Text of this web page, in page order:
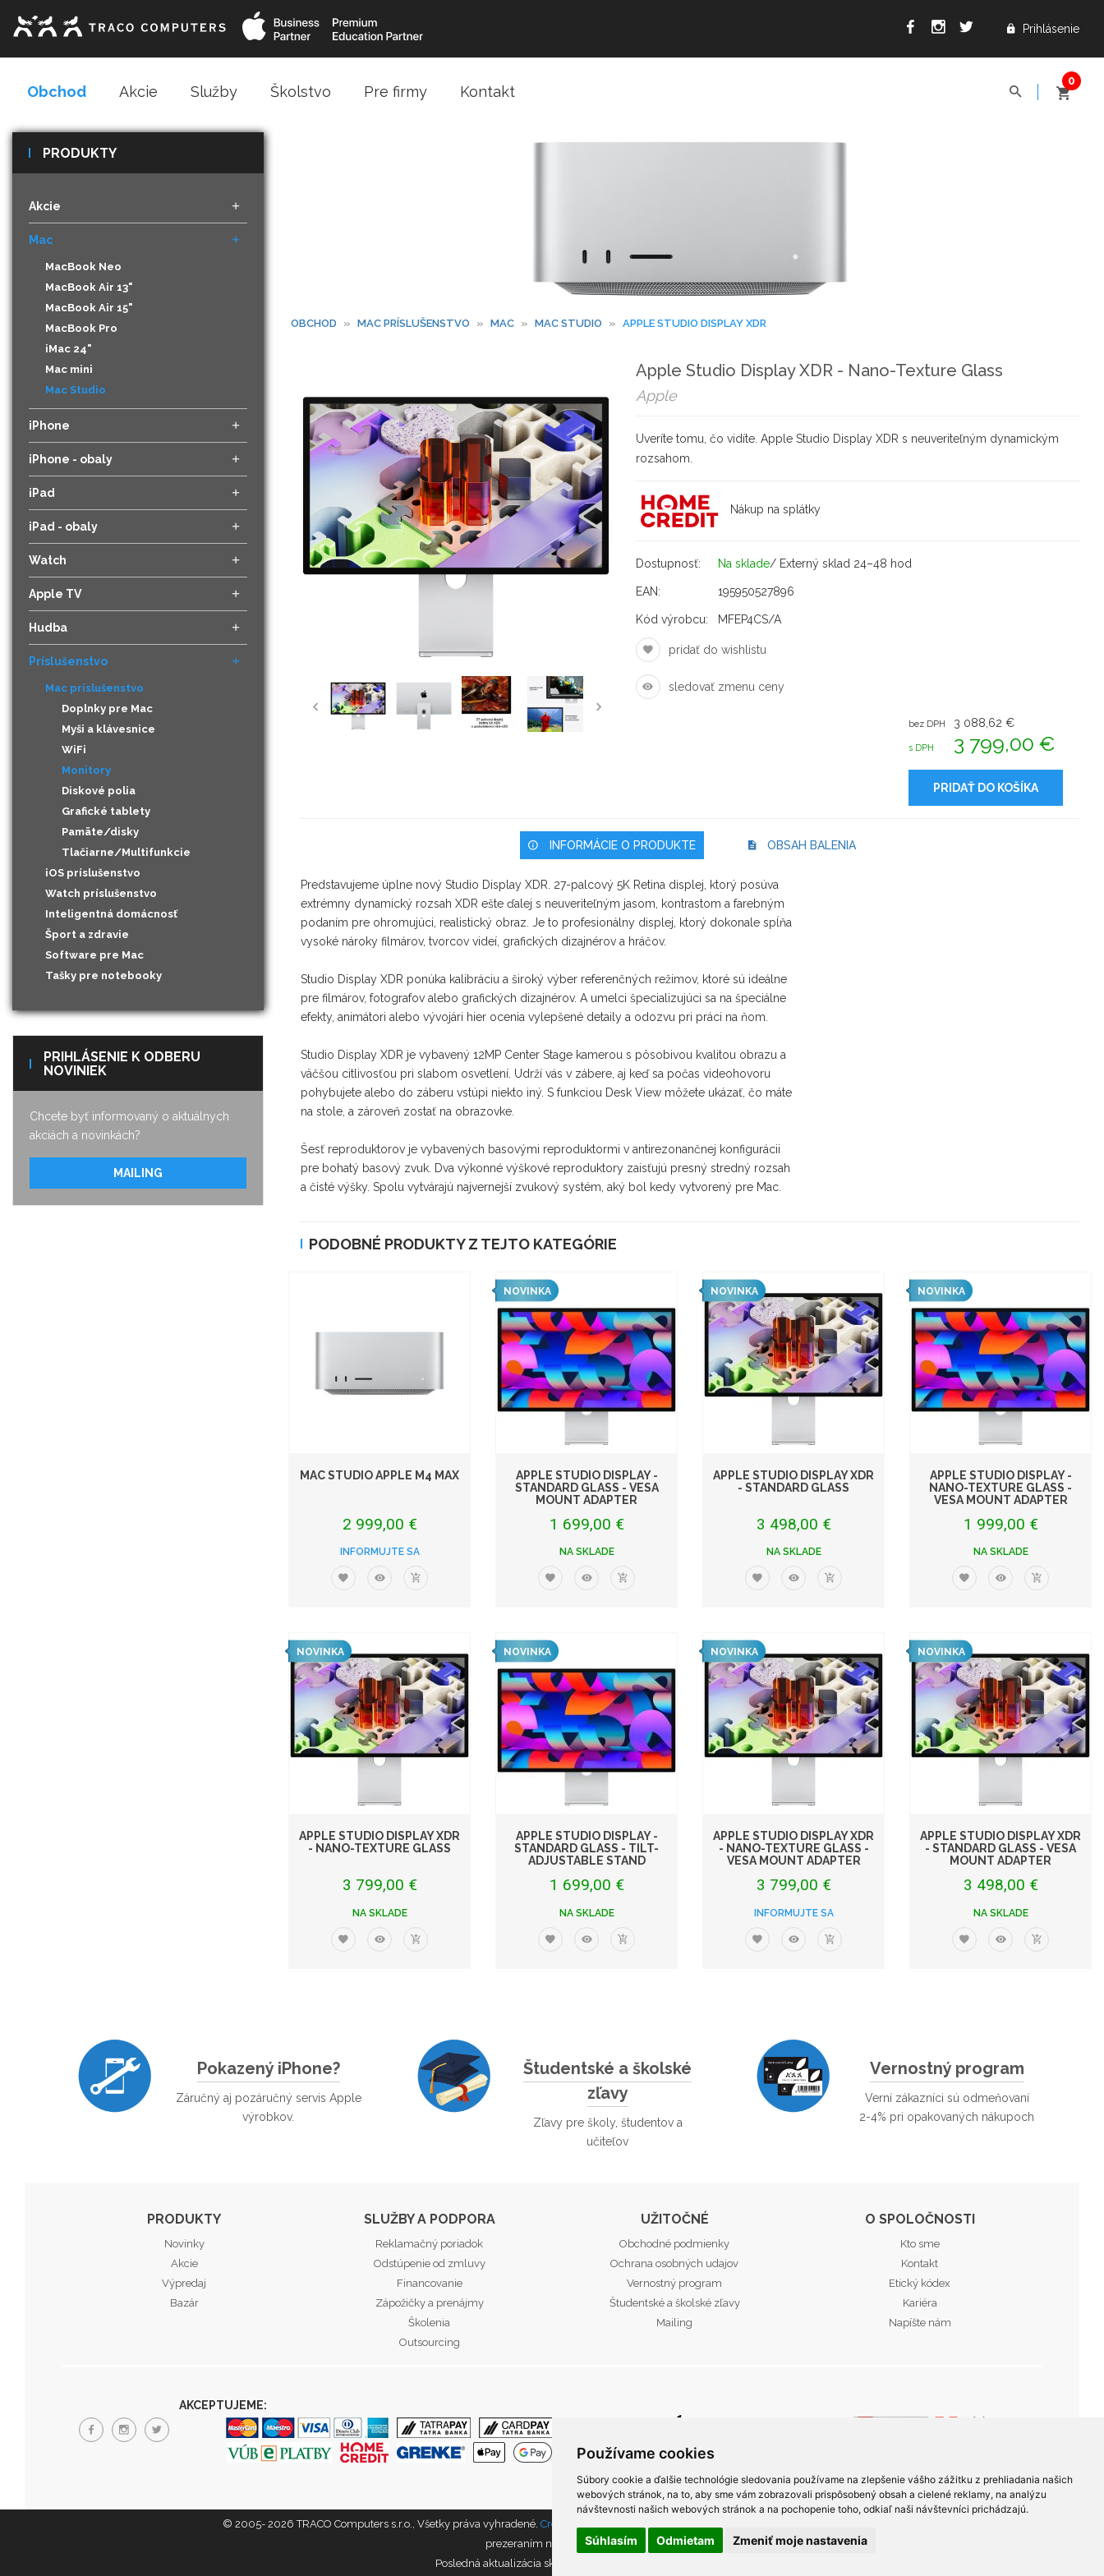
Používame cookies
Súbory cookie a ďalšie technológie sledovania používame na zlepšenie vášho zážitku z prehliadania našich
webových stránok, na to, aby sme vám zobrazovali prispôsobený obsah a cielené reklamy, na analýzu
návštevnosti našich webových stránok a na pochopenie toho, odkiaľ naši návštevníci prichádzajú.
Súhlasím Odmietam Zmeniť moje nastavenia
Prihlásenie
Obchod Akcie Služby Školstvo Pre firmy Kontakt
PRODUKTY
Akcie
Mac
MacBook Neo
MacBook Air 13"
MacBook Air 15"
MacBook Pro
iMac 24"
Mac mini
Mac Studio
iPhone
iPhone - obaly
iPad
iPad - obaly
Watch
Apple TV
Hudba
Príslušenstvo
Mac príslušenstvo
Doplnky pre Mac
Myši a klávesnice
WiFi
Monitory
Diskové polia
Grafické tablety
Pamäte/disky
Tlačiarne/Multifunkcie
iOS príslušenstvo
Watch príslušenstvo
Inteligentná domácnosť
Šport a zdravie
Software pre Mac
Tašky pre notebooky
PRIHLÁSENIE K ODBERU
NOVINIEK
Chcete byť informovaný o aktuálnych
akciách a novinkách?
MAILING
OBCHOD » MAC PRÍSLUŠENSTVO » MAC » MAC STUDIO » APPLE STUDIO DISPLAY XDR
Apple Studio Display XDR - Nano-Texture Glass
Apple
Uveríte tomu, čo vidíte. Apple Studio Display XDR s neuveriteľným dynamickým
rozsahom.
Nákup na splátky
Dostupnosť: Na sklade/ Externý sklad 24–48 hod
EAN: 195950527896
Kód výrobcu: MFEP4CS/A
pridať do wishlistu
sledovať zmenu ceny
bez DPH 3 088,62 €
s DPH 3 799,00 €
PRIDAŤ DO KOŠÍKA
INFORMÁCIE O PRODUKTE OBSAH BALENIA
Predstavujeme úplne nový Studio Display XDR. 27-palcový 5K Retina displej, ktorý posúva
extrémny dynamický rozsah XDR ešte ďalej s neuveriteľným jasom, kontrastom a farebným
podaním pre ohromujúci, realistický obraz. Je to profesionálny displej, ktorý dokonale spĺňa
vysoké nároky filmárov, tvorcov videí, grafických dizajnérov a hráčov.
Studio Display XDR ponúka kalibráciu a široký výber referenčných režimov, ktoré sú ideálne
pre filmárov, fotografov alebo grafických dizajnérov. A umelci špecializujúci sa na špeciálne
efekty, animátori alebo vývojári hier ocenia vylepšené detaily a odozvu pri práci na ňom.
Studio Display XDR je vybavený 12MP Center Stage kamerou s pôsobivou kvalitou obrazu a
väčšou citlivosťou pri slabom osvetlení. Udrží vás v zábere, aj keď sa počas videohovoru
pohybujete alebo do záberu vstúpi niekto iný. S funkciou Desk View môžete ukázať, čo máte
na stole, a zároveň zostať na obrazovke.
Šesť reproduktorov je vybavených basovými reproduktormi v antirezonančnej konfigurácii
pre bohatý basový zvuk. Dva výkonné výškové reproduktory zaisťujú presný stredný rozsah
a čisté výšky. Spolu vytvárajú najvernejší zvukový systém, aký bol kedy vytvorený pre Mac.
PODOBNÉ PRODUKTY Z TEJTO KATEGÓRIE
MAC STUDIO APPLE M4 MAX
2 999,00 €
INFORMUJTE SA
NOVINKA
APPLE STUDIO DISPLAY -
STANDARD GLASS - VESA
MOUNT ADAPTER
1 699,00 €
NA SKLADE
NOVINKA
APPLE STUDIO DISPLAY XDR
- STANDARD GLASS
3 498,00 €
NA SKLADE
NOVINKA
APPLE STUDIO DISPLAY -
NANO-TEXTURE GLASS -
VESA MOUNT ADAPTER
1 999,00 €
NA SKLADE
NOVINKA
APPLE STUDIO DISPLAY XDR
- NANO-TEXTURE GLASS
3 799,00 €
NA SKLADE
NOVINKA
APPLE STUDIO DISPLAY -
STANDARD GLASS - TILT-
ADJUSTABLE STAND
1 699,00 €
NA SKLADE
NOVINKA
APPLE STUDIO DISPLAY XDR
- NANO-TEXTURE GLASS -
VESA MOUNT ADAPTER
3 799,00 €
INFORMUJTE SA
NOVINKA
APPLE STUDIO DISPLAY XDR
- STANDARD GLASS - VESA
MOUNT ADAPTER
3 498,00 €
NA SKLADE
Pokazený iPhone?
Záručný aj pozáručný servis Apple
výrobkov.
Študentské a školské
zľavy
Zľavy pre školy, študentov a
učiteľov
Vernostný program
Verní zákazníci sú odmeňovaní
2-4% pri opakovaných nákupoch
PRODUKTY
Novinky
Akcie
Výpredaj
Bazár
SLUŽBY A PODPORA
Reklamačný poriadok
Odstúpenie od zmluvy
Financovanie
Zápožičky a prenájmy
Školenia
Outsourcing
UŽITOČNÉ
Obchodné podmienky
Ochrana osobných udajov
Vernostný program
Študentské a školské zľavy
Mailing
O SPOLOČNOSTI
Kto sme
Kontakt
Etický kódex
Kariéra
Napíšte nám
AKCEPTUJEME:
© 2005- 2026 TRACO Computers s.r.o., Všetky práva vyhradené. Created by Q7 digital media s.r.o.
prezeraním našich stránok.
Posledná aktualizácia skladu 7.8.2026 15:06:31.